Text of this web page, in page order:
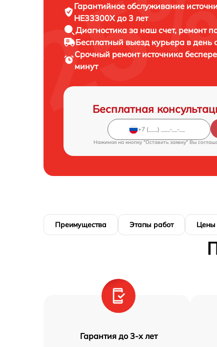
Гарантийное обслуживание
HE33300X до 3 лет
Диагностика за наш счет, ремонт
Бесплатный выезд курьера в день
Срочный ремонт источника
минут
Бесплатная
Нажимая на кнопку "Оставить заявку" Вы
Преимущества Этапы работ Цены
Гарантия до 3-х лет